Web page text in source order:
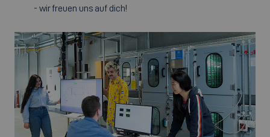
- wir freuen uns auf dich!